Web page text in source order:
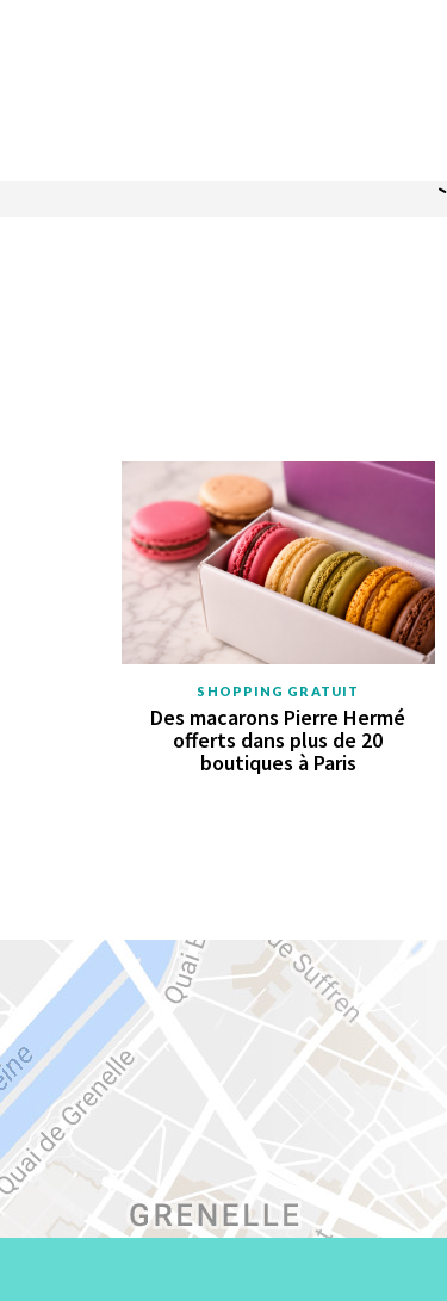
SHOPPING GRATUIT
Des macarons Pierre Hermé
offerts dans plus de 20
boutiques à Paris